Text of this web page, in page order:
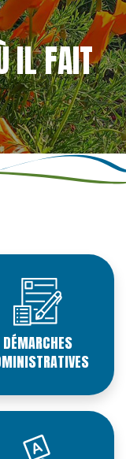
IL FAIT
DÉMARCHES